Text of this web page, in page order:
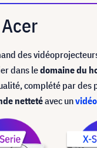
des
dans ledomaine du
complété par des
nettetéavec un